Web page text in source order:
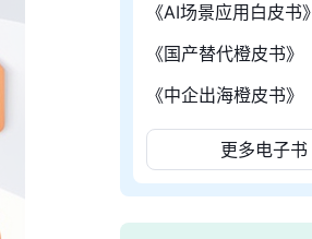
《AI场景应用白皮书》
《国产替代橙皮书》
《中企出海橙皮书》
更多电子书